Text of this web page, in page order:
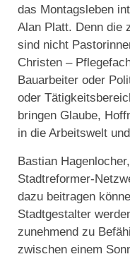
das Montagsleben
Alan Platt. Denn die
sind nicht
Christen –
Bauarbeiter oder
oder
bringen Glaube,
in die Arbeitswelt
Bastian
Stadtreformer-
dazu beitragen
Stadtgestalter
zunehmend zu
zwischen einem